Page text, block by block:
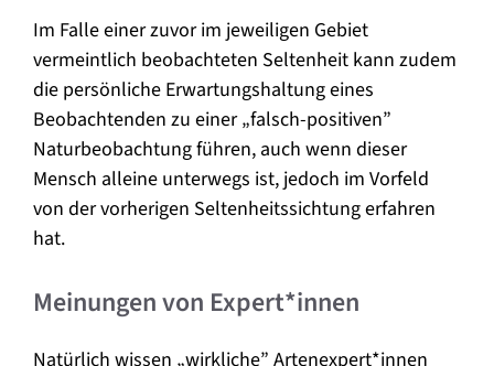
Im Falle einer zuvor im jeweiligen Gebiet
vermeintlich beobachteten Seltenheit kann zudem
die persönliche Erwartungshaltung eines
Beobachtenden zu einer „falsch-positiven”
Naturbeobachtung führen, auch wenn dieser
Mensch alleine unterwegs ist, jedoch im Vorfeld
von der vorherigen Seltenheitssichtung erfahren
hat.
Meinungen von Expert*innen
Natürlich wissen „wirkliche” Artenexpert*innen